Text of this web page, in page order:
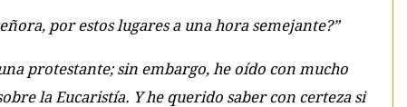
por estos lugares a una hora semejante?”
protestante; sin embargo, he oído con mucho
la Eucaristía.­ Y he querido saber con certeza si